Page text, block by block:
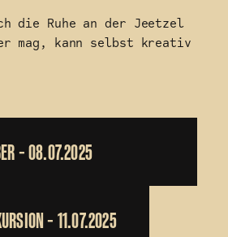
die Ruhe an der Jeetzel
mag, kann selbst kreativ
– 08.07.2025
– 11.07.2025